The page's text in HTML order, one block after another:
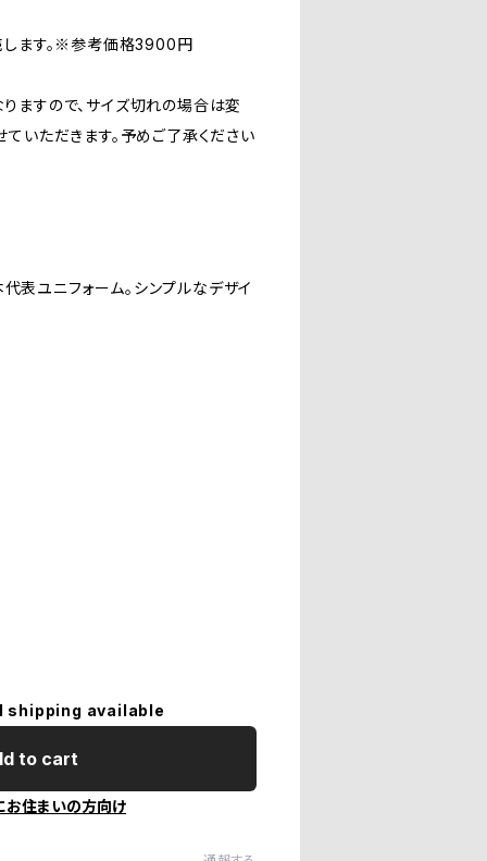
します。※参考価格3900円
ますので、サイズ切れの場合は変
いただきます。予めご了承ください
ユニフォーム。シンプルなデザイ
shipping available
to cart
お住まいの方向け